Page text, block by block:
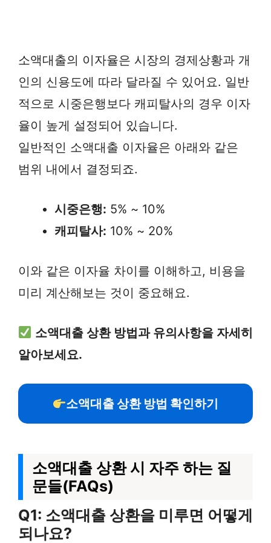
소액대출의 이자율은 시장의 경제상황과 개
인의 신용도에 따라 달라질 수 있어요. 일반
적으로 시중은행보다 캐피탈사의 경우 이자
율이 높게 설정되어 있습니다.
일반적인 소액대출 이자율은 아래와 같은
범위 내에서 결정되죠.
시중은행: 5% ~ 10%
캐피탈사: 10% ~ 20%
이와 같은 이자율 차이를 이해하고, 비용을
미리 계산해보는 것이 중요해요.
소액대출 상환 방법과 유의사항을 자세히
알아보세요.
소액대출 상환 방법 확인하기
소액대출 상환 시 자주 하는 질
문들(FAQs)
Q1: 소액대출 상환을 미루면 어떻게
되나요?